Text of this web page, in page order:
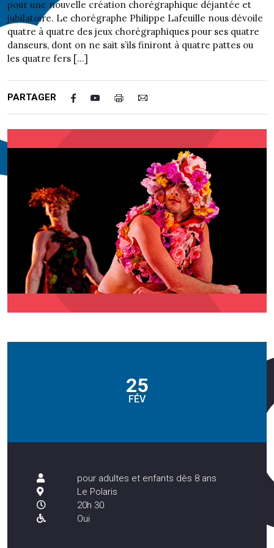
pour une nouvelle création chorégraphique déjantée et
jubilatoire. Le chorégraphe Philippe Lafeuille nous dévoile
quatre à quatre des jeux chorégraphiques pour ses quatre
danseurs, dont on ne sait s’ils finiront à quatre pattes ou
les quatre fers […]
PARTAGER
25
FÉV
pour adultes et enfants dès 8 ans
Le Polaris
20h 30
Oui